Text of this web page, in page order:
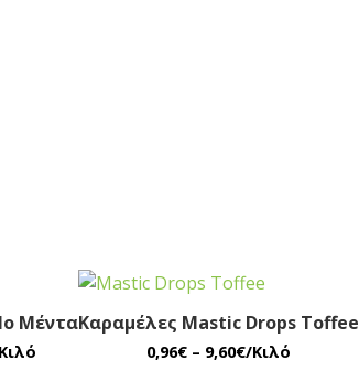
ΜένταΚαραμέλες Mastic Drops Toffee
0,96€ – 9,60€/Κιλό